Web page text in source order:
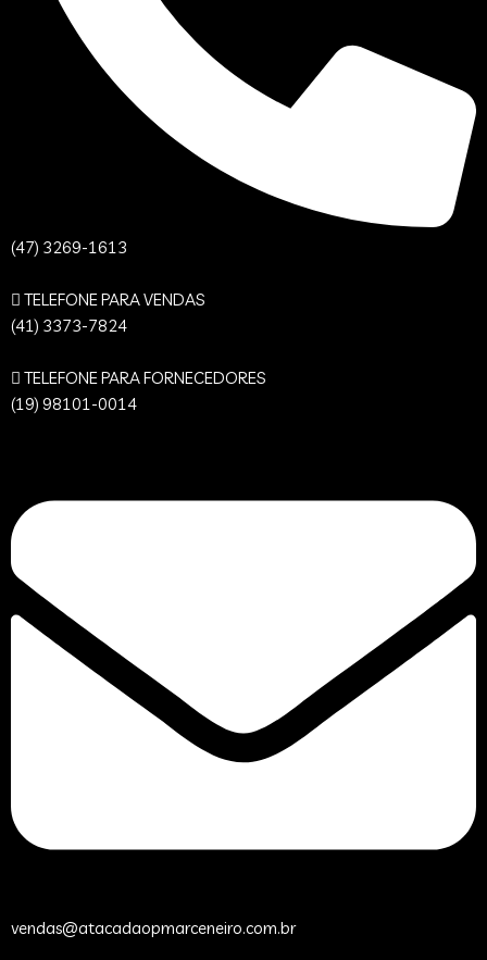
(47) 3269-1613
TELEFONE PARA VENDAS
(41) 3373-7824
TELEFONE PARA FORNECEDORES
(19) 98101-0014
vendas@atacadaopmarceneiro.com.br